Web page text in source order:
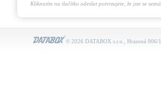
Kliknutím na tlačítko odeslat potvrzujete, že jste se
© 2026 DATABOX s.r.o., Hrazená 906/